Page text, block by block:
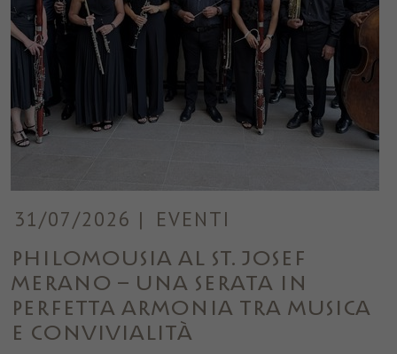
31/07/2026 | EVENTI
Philomousia al ST. JOSEF
Merano – una serata in
perfetta armonia tra musica
e convivialità